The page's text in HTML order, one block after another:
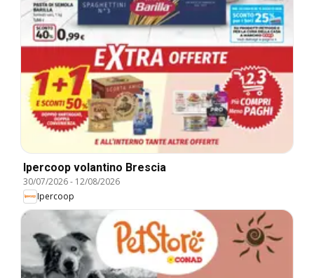
Ipercoop volantino Brescia
30/07/2026- 12/08/2026
Ipercoop